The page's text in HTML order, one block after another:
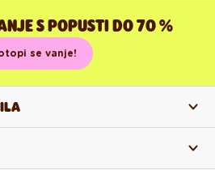
S POPUSTI DO 70 %
se vanje!